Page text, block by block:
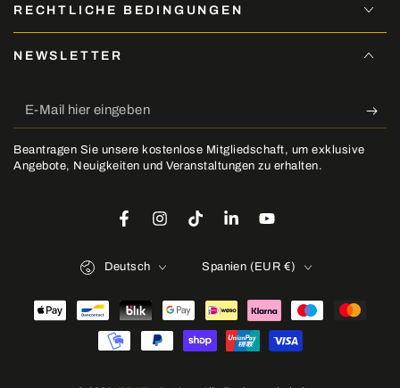
RECHTLICHE BEDINGUNGEN
NEWSLETTER
E-
Mail
hier
Beantragen Sie unsere kostenlose Mitgliedschaft, um exklusive
Angebote, Neuigkeiten und Veranstaltungen zu erhalten.
FacebookInstagramTikTokLinkedInYouTube
Deutsch
Spanien (EUR €)
Zahlungsmöglichkeiten